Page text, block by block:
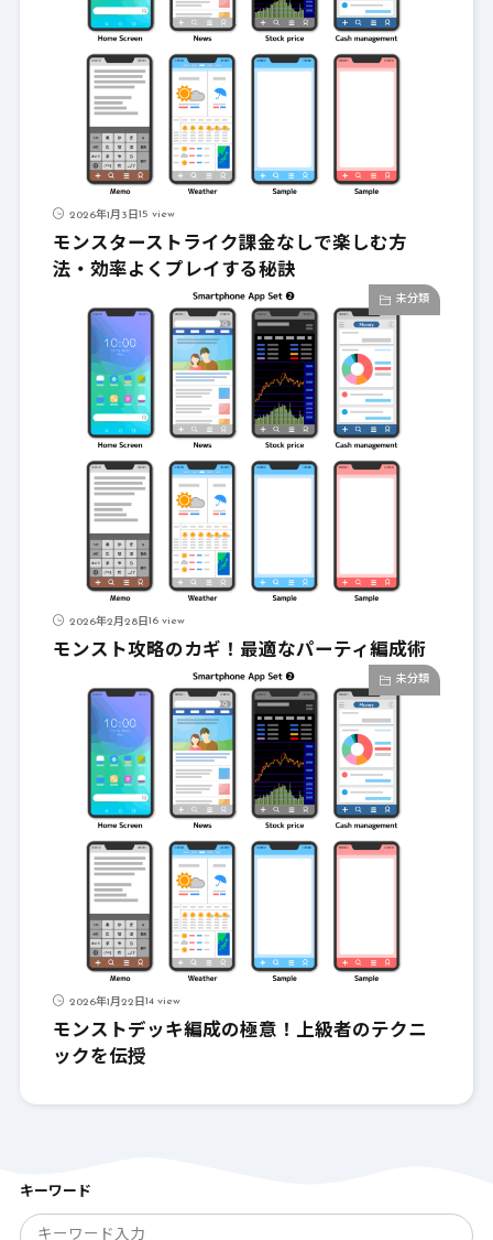
2026年1月3日15 view
モンスターストライク課金なしで楽しむ方
法・効率よくプレイする秘訣
未分類
2026年2月28日16 view
モンスト攻略のカギ！最適なパーティ編成術
未分類
2026年1月22日14 view
モンストデッキ編成の極意！上級者のテクニ
ックを伝授
キーワード